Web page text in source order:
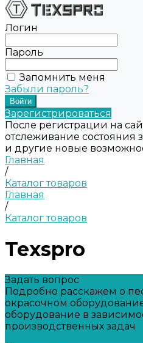
Логин
Пароль
Запомнить меня
Забыли пароль?
Зарегистрироваться
После регистрации на
отслеживание состояния
и другие новые
Главная
/
Каталог товаров
Главная
/
Каталог товаров
Texspro
Задать вопрос
Подробно расскажем о
окрасочном
оборудование в
производственных задач